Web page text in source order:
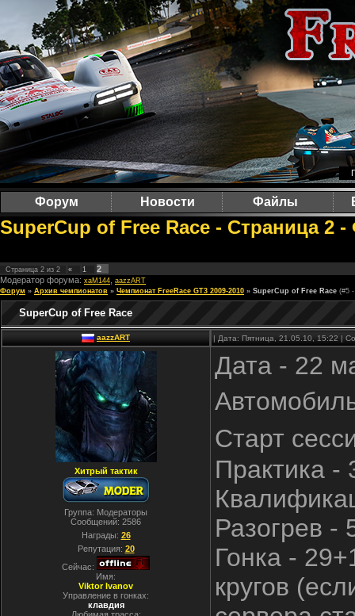
Форум Новости Файлы
SuperCup of Free Race - Страница 2
Страница 2 из 2 « 1
2
Модератор форума: xaM144 aazzART
Форум » Архив чемпионатов » Чемпионат FreeRace GT3 2009-2010 » SuperCup of Free Race (#5
SuperCup of Free Race
aazzART | Дата: Пятница, 21.05.10, 15:22 |
Хитрый тактик
Группа: Модераторы
Сообщений: 2586
Награды: 26
Репутация: 20
Сейчас:
Имя:
Viktor Ivanov
Управление в гонках:
клавдия
Дата - 22
Старт
Практика -
Разогрев -
Гонка -
кругов